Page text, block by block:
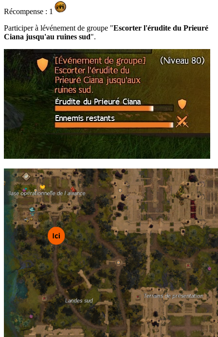
Récompense : 1
Participer à lévénement de groupe "Escorter l'érudite du Prieuré
Ciana jusqu'au ruines sud".